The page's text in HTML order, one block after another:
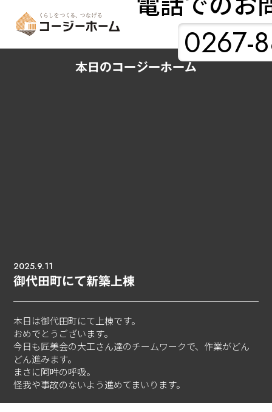
0267-
2025.9.11
御代田町にて新築上棟
本日は御代田町にて上棟です。
おめでとうございます。
今日も匠美会の大工さん達のチームワークで、作業がどん
どん進みます。
まさに阿吽の呼吸。
怪我や事故のないよう進めてまいります。
本日のコージーホーム